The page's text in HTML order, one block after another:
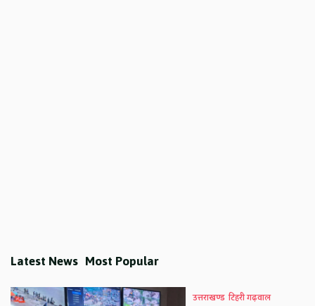
Latest News Most Popular
उत्तराखण्ड टिहरी गढ़वाल